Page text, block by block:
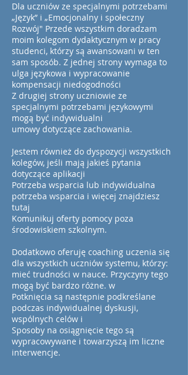
Dla uczniów ze specjalnymi potrzebami
„Język” i „Emocjonalny i społeczny
Rozwój" Przede wszystkim doradzam
moim kolegom dydaktycznym w pracy
studenci, którzy są awansowani w ten
sam sposób. Z jednej strony wymaga to
ulga językowa i wypracowanie
kompensacji niedogodności
Z drugiej strony uczniowie ze
specjalnymi potrzebami językowymi
mogą być indywidualni
umowy dotyczące zachowania.
Jestem również do dyspozycji wszystkich
kolegów, jeśli mają jakieś pytania
dotyczące aplikacji
Potrzeba wsparcia lub indywidualna
potrzeba wsparcia i więcej znajdziesz
tutaj
Komunikuj oferty pomocy poza
środowiskiem szkolnym.
Dodatkowo oferuję coaching uczenia się
dla wszystkich uczniów systemu, którzy:
mieć trudności w nauce. Przyczyny tego
mogą być bardzo różne. w
Potknięcia są następnie podkreślane
podczas indywidualnej dyskusji,
wspólnych celów i
Sposoby na osiągnięcie tego są
wypracowywane i towarzyszą im liczne
interwencje.